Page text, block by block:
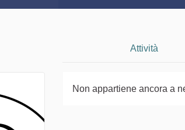
Attività
Non appartiene ancora a